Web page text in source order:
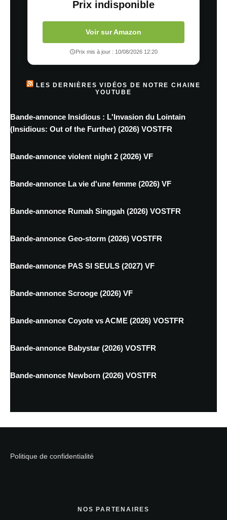
Prix indisponible
Voir sur Amazon
Prix mis à jour : 10/08/2026 12:20
LES DERNIÈRES VIDÉOS DE NOTRE CHAINE
YOUTUBE
Bande-annonce Insidious : L'Invasion du Lointain
(Insidious: Out of the Further) (2026) VOSTFR
Bande-annonce violent night 2 (2026) VF
Bande-annonce La vie d'une femme (2026) VF
Bande-annonce Rumah Singgah (2026) VOSTFR
Bande-annonce Geo-storm (2026) VOSTFR
Bande-annonce PAS SI SEULS (2027) VF
Bande-annonce Scrooge (2026) VF
Bande-annonce Coyote vs ACME (2026) VOSTFR
Bande-annonce Babystar (2026) VOSTFR
Bande-annonce Newborn (2026) VOSTFR
Politique de confidentialité
NOS PARTENAIRES